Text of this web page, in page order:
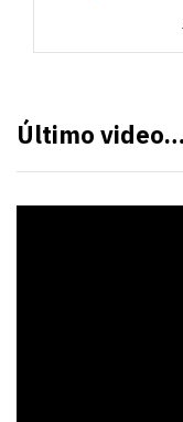
Último video…